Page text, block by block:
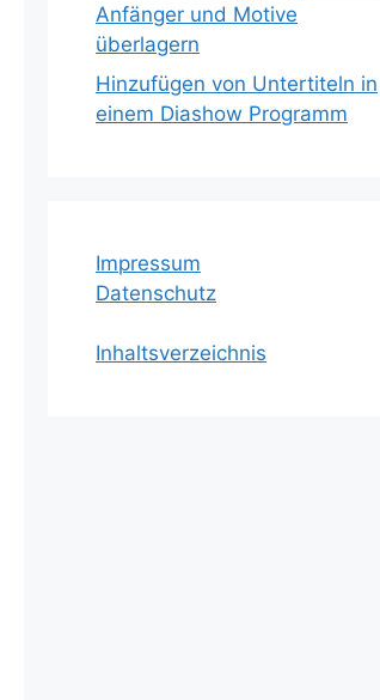
Anfänger und Motive
überlagern
Hinzufügen von Untertiteln in
einem Diashow Programm
Impressum
Datenschutz
Inhaltsverzeichnis